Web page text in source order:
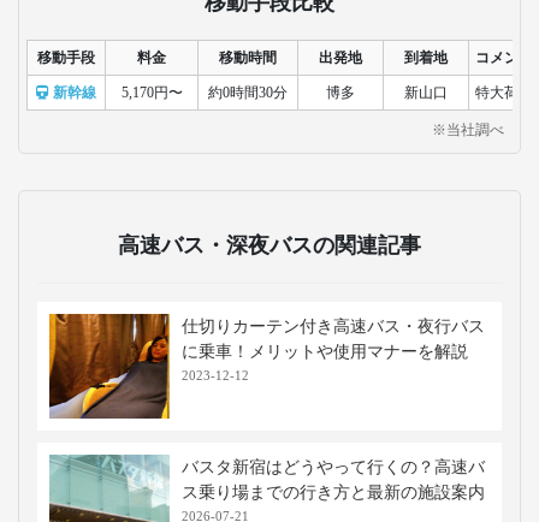
移動手段 料金 移動時間 出発地 到着地 コメント
新幹線 5,170円〜 約0時間30分 博多 新山口 特大荷物
※当社調べ
高速バス・深夜バスの関連記事
仕切りカーテン付き高速バス・夜行バス
に乗車！メリットや使用マナーを解説
2023-12-12
バスタ新宿はどうやって行くの？高速バ
ス乗り場までの行き方と最新の施設案内
2026-07-21